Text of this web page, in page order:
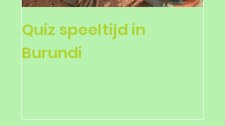
Quiz speeltijd in
Burundi